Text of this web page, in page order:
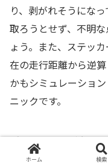
り、剥がれそうにな
取ろうとせず、不明
ょう。また、ステッ
在の走行距離から逆
かもシミュレーショ
ニックです。
試乗時に耳を澄ま
状態ホーム 検索